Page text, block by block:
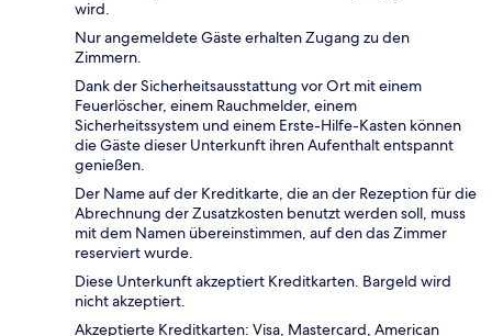
wird.
Nur angemeldete Gäste erhalten Zugang zu den
Zimmern.
Dank der Sicherheitsausstattung vor Ort mit einem
Feuerlöscher, einem Rauchmelder, einem
Sicherheitssystem und einem Erste-Hilfe-Kasten können
die Gäste dieser Unterkunft ihren Aufenthalt entspannt
genießen.
Der Name auf der Kreditkarte, die an der Rezeption für die
Abrechnung der Zusatzkosten benutzt werden soll, muss
mit dem Namen übereinstimmen, auf den das Zimmer
reserviert wurde.
Diese Unterkunft akzeptiert Kreditkarten. Bargeld wird
nicht akzeptiert.
Akzeptierte Kreditkarten: Visa, Mastercard, American